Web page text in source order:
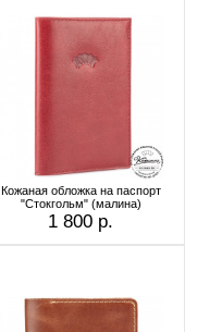
Кожаная обложка на паспорт
"Стокгольм" (малина)
1 800 р.